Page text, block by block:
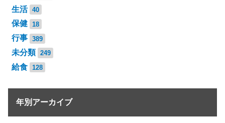
生活 40
保健 18
行事 389
未分類 249
給食 128
年別アーカイブ